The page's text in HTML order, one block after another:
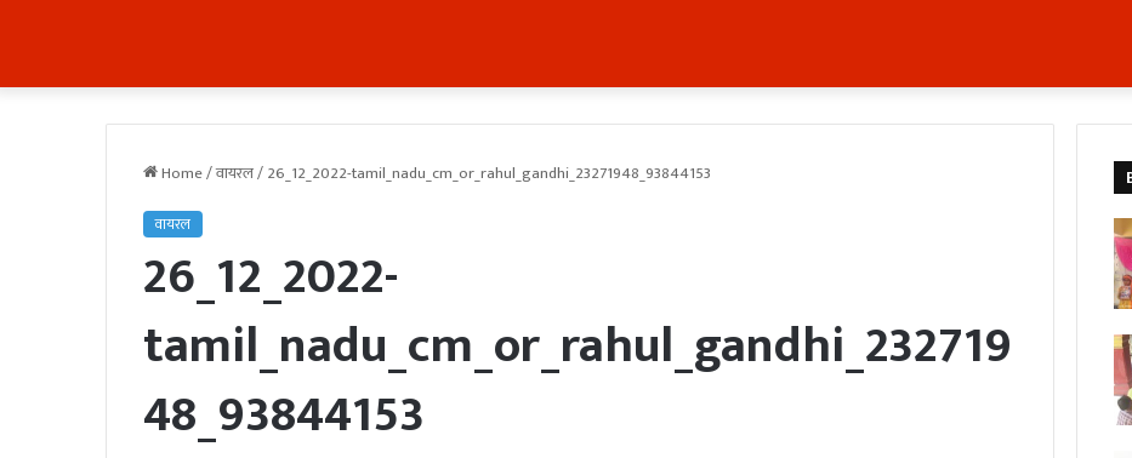
Home/वायरल/26_12_2022-tamil_nadu_cm_or_rahul_gandhi_23271948_93844153
वायरल
26_12_2022-
tamil_nadu_cm_or_rahul_gandhi_232719
48_93844153